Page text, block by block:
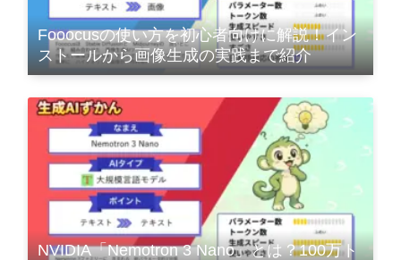
Fooocusの使い方を初心者向けに解説！イン
ストールから画像生成の実践まで紹介
NVIDIA「Nemotron 3 Nano」とは？100万ト